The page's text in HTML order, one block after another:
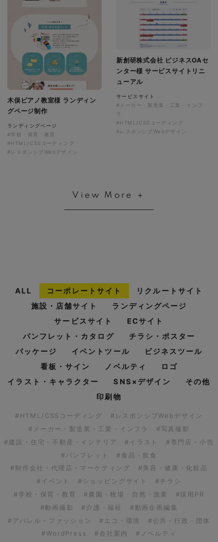
新創研株式会社 ビジネスOAセ
ンター様 サービスサイトリニ
ューアル
サービスサイト
#メーカー・製造業・工業・インフ
ラ
#HTML/CSSコーディング
#レスポンシブWebデザイン
木俣ピアノ教室様 ランディン
グページ制作
ランディングページ
#学校・保育・教育
#HTML/CSSコーディング
#レスポンシブWebデザイン
View More ＋
ALL コーポレートサイト
リクルートサイト
施設・店舗サイト
ランディングページ
サービスサイト
ECサイト
パンフレット・カタログ
チラシ・ポスター
パッケージ
イベントツール
ビジネスツール
看板・サイン
ノベルティ
ロゴ
イラスト・キャラクター
SNS×デザイン
その他
印刷物
#HTML/CSSコーディング
#レスポンシブWebデザイン
#メーカー・製造業・工業・インフラ
#写真撮影
#建設・住宅・不動産・インテリア
#イラスト
#専門店・小売
#パンフレット
#食品・飲食
#制作会社・代理店・マーケティング
#美容・健康・化粧品
#イベント
#ショッピングサイト
#チラシ
#学校・保育・教育
#農園・牧場・自然・漁業
#採用PR
#動画撮影
#介護・福祉
#動画企画編集
#アパレル・ファッション
#エコ・環境
#公共・行政・団体
#WordPress
#会社案内
#ノベルティ